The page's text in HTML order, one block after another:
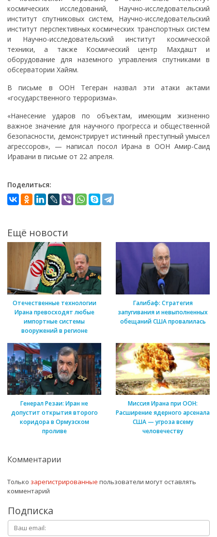
космических исследований, Научно-исследовательский
институт спутниковых систем, Научно-исследовательский
институт перспективных космических транспортных систем
и Научно-исследовательский институт космической
техники, а также Космический центр Махдашт и
оборудование для наземного управления спутниками в
обсерватории Хайям.
В письме в ООН Тегеран назвал эти атаки актами
«государственного терроризма».
«Нанесение ударов по объектам, имеющим жизненно
важное значение для научного прогресса и общественной
безопасности, демонстрирует истинный преступный умысел
агрессоров», — написал посол Ирана в ООН Амир-Саид
Иравани в письме от 22 апреля.
Поделиться:
Ещё новости
Отечественные технологии
Ирана превосходят любые
импортные системы
вооружений в регионе
Галибаф: Стратегия
запугивания и невыполненных
обещаний США провалилась
Генерал Резаи: Иран не
допустит открытия второго
коридора в Ормузском
проливе
Миссия Ирана при ООН:
Расширение ядерного арсенала
США — угроза всему
человечеству
Комментарии
Только зарегистрированные пользователи могут оставлять
комментарий
Подписка